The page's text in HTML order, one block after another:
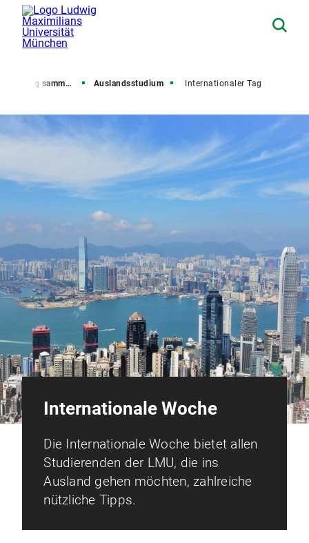
sammeln Auslandsstudium Internationaler Tag
Internationale Woche
Die Internationale Woche bietet allen
Studierenden der LMU, die ins
Ausland gehen möchten, zahlreiche
nützliche Tipps.